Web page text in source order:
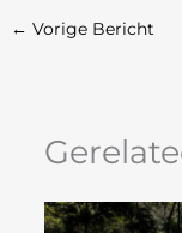
← Vorige Bericht